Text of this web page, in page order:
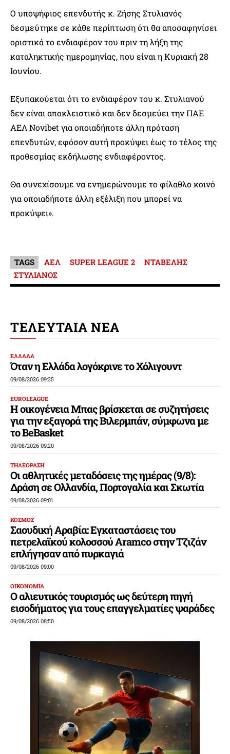
Ο υποψήφιος επενδυτής κ. Ζήσης Στυλιανός
δεσμεύτηκε σε κάθε περίπτωση ότι θα αποσαφηνίσει
οριστικά το ενδιαφέρον του πριν τη λήξη της
καταληκτικής ημερομηνίας, που είναι η Κυριακή 28
Ιουνίου.
Εξυπακούεται ότι το ενδιαφέρον του κ. Στυλιανού
δεν είναι αποκλειστικό και δεν δεσμεύει την ΠΑΕ
ΑΕΛ Novibet για οποιαδήποτε άλλη πρόταση
επενδυτών, εφόσον αυτή προκύψει έως το τέλος της
προθεσμίας εκδήλωσης ενδιαφέροντος.
Θα συνεχίσουμε να ενημερώνουμε το φίλαθλο κοινό
για οποιαδήποτε άλλη εξέλιξη που μπορεί να
προκύψει».
TAGS ΑΕΛ SUPER LEAGUE 2
ΝΤΑΒΕΛΗΣ
ΣΤΥΛΙΑΝΟΣ
ΤΕΛΕΥΤΑΙΑ ΝΕΑ
ΕΛΛΑΔΑ
Όταν η Ελλάδα λογόκρινε το Χόλιγουντ
09/08/2026 09:35
EUROLEAGUE
Η οικογένεια Μπας βρίσκεται σε συζητήσεις
για την εξαγορά της Βιλερμπάν, σύμφωνα με
το BeBasket
09/08/2026 09:20
ΤΗΛΕΟΡΑΣΗ
Οι αθλητικές μεταδόσεις της ημέρας (9/8):
Δράση σε Ολλανδία, Πορτογαλία και Σκωτία
09/08/2026 09:01
ΚΟΣΜΟΣ
Σαουδική Αραβία: Εγκαταστάσεις του
πετρελαϊκού κολοσσού Aramco στην Τζιζάν
επλήγησαν από πυρκαγιά
09/08/2026 09:00
ΟΙΚΟΝΟΜΙΑ
Ο αλιευτικός τουρισμός ως δεύτερη πηγή
εισοδήματος για τους επαγγελματίες ψαράδες
09/08/2026 08:50